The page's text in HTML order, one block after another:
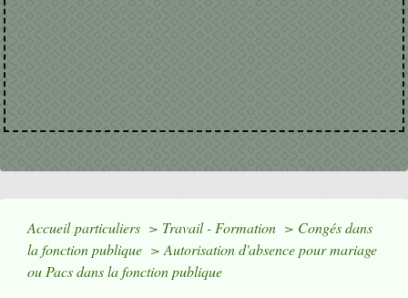
Accueil particuliers > Travail - Formation > Congés dans
la fonction publique > Autorisation d'absence pour mariage
ou Pacs dans la fonction publique